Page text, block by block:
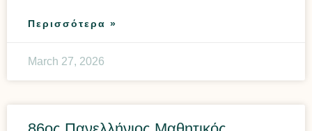
Περισσότερα »
March 27, 2026